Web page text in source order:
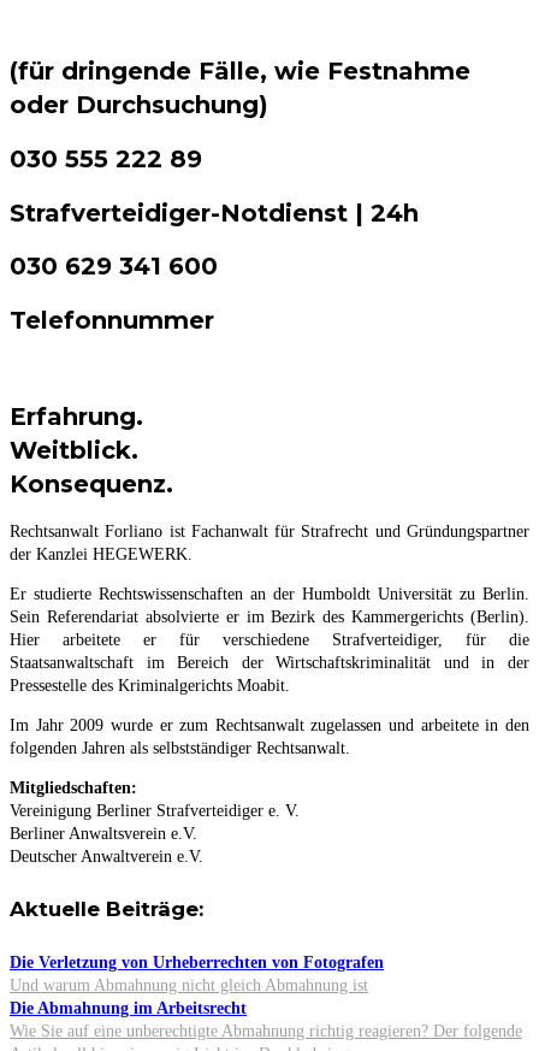
(für dringende Fälle, wie Festnahme
oder Durchsuchung)
030 555 222 89
Strafverteidiger-Notdienst | 24h
030 629 341 600
Telefonnummer
Erfahrung.
Weitblick.
Konsequenz.
Rechtsanwalt Forliano ist Fachanwalt für Strafrecht und Gründungspartner
der Kanzlei HEGEWERK.
Er studierte Rechtswissenschaften an der Humboldt Universität zu Berlin.
Sein Referendariat absolvierte er im Bezirk des Kammergerichts (Berlin).
Hier arbeitete er für verschiedene Strafverteidiger, für die
Staatsanwaltschaft im Bereich der Wirtschaftskriminalität und in der
Pressestelle des Kriminalgerichts Moabit.
Im Jahr 2009 wurde er zum Rechtsanwalt zugelassen und arbeitete in den
folgenden Jahren als selbstständiger Rechtsanwalt.
Mitgliedschaften:
Vereinigung Berliner Strafverteidiger e. V.
Berliner Anwaltsverein e.V.
Deutscher Anwaltverein e.V.
Aktuelle Beiträge:
Die Verletzung von Urheberrechten von Fotografen
Und warum Abmahnung nicht gleich Abmahnung ist
Die Abmahnung im Arbeitsrecht
Wie Sie auf eine unberechtigte Abmahnung richtig reagieren? Der folgende